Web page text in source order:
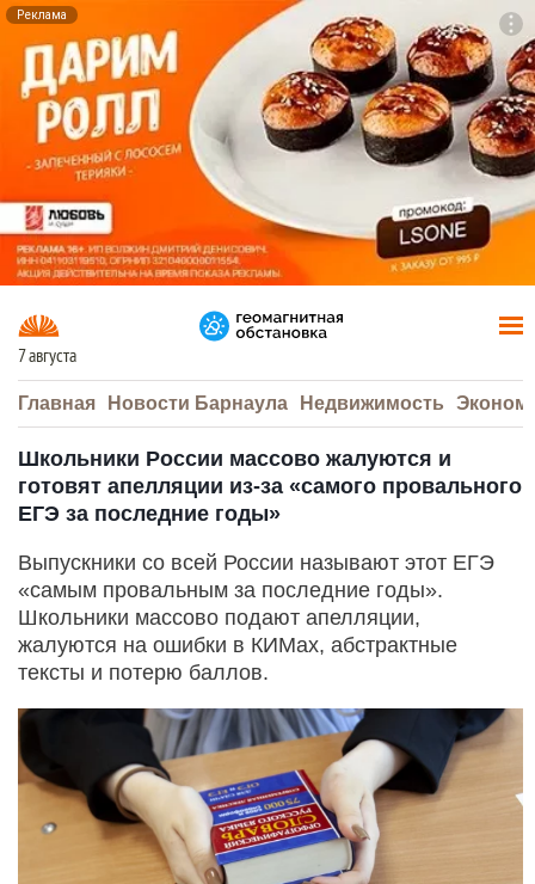
Реклама
7 августа
Главная Новости Барнаула Недвижимость
Школьники России массово жалуются и
готовят апелляции из-за «самого провального
ЕГЭ за последние годы»
Выпускники со всей России называют этот ЕГЭ
«самым провальным за последние годы».
Школьники массово подают апелляции,
жалуются на ошибки в КИМах, абстрактные
тексты и потерю баллов.